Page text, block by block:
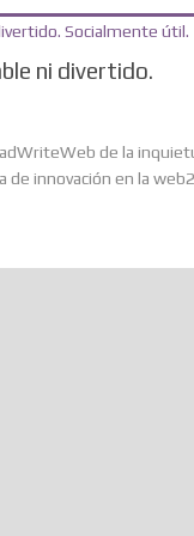
ni divertido.
de la
de innovación en la